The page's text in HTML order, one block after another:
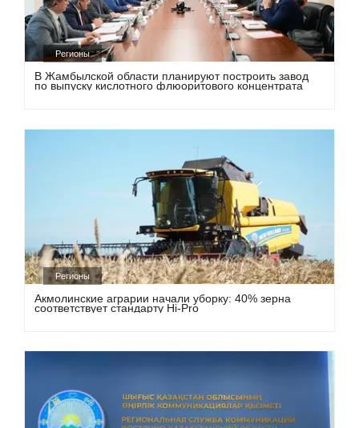
Регионы
В Жамбылской области планируют построить завод
по выпуску кислотного флюоритового концентрата
Регионы
Акмолинские аграрии начали уборку: 40% зерна
соответствует стандарту Hi-Pro